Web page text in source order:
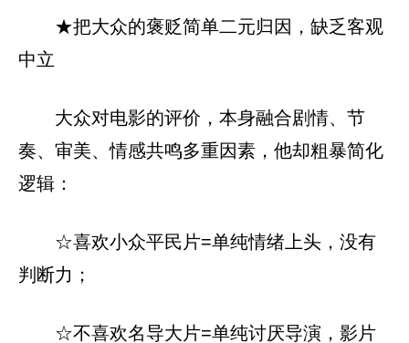
★把大众的褒贬简单二元归因，缺乏客观
中立
大众对电影的评价，本身融合剧情、节
奏、审美、情感共鸣多重因素，他却粗暴简化
逻辑：
☆喜欢小众平民片=单纯情绪上头，没有
判断力；
☆不喜欢名导大片=单纯讨厌导演，影片